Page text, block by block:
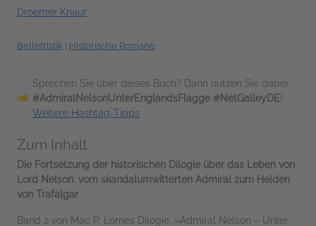
Droemer Knaur
Belletristik | Historische Romane
Sprechen Sie über dieses Buch? Dann nutzen Sie dabei
#AdmiralNelsonUnterEnglandsFlagge #NetGalleyDE!
Weitere Hashtag-Tipps
Zum Inhalt
Die Fortsetzung der historischen Dilogie über das Leben von
Lord Nelson: vom skandalumwitterten Admiral zum Helden
von Trafalgar
Band 2 von Mac P. Lornes Dilogie, »Admiral Nelson – Unter